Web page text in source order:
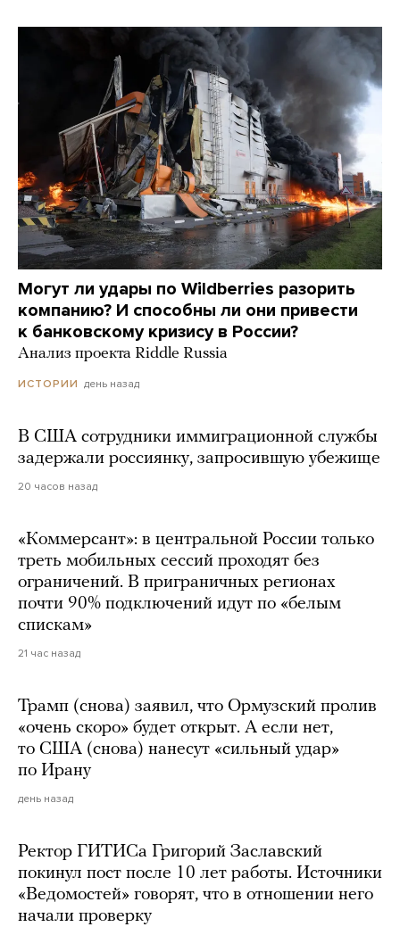
Могут ли удары по Wildberries разорить
компанию? И способны ли они привести
к банковскому кризису в России?
Анализ проекта Riddle Russia
ИСТОРИИ день назад
В США сотрудники иммиграционной службы
задержали россиянку, запросившую убежище
20 часов назад
«Коммерсант»: в центральной России только
треть мобильных сессий проходят без
ограничений. В приграничных регионах
почти 90% подключений идут по «белым
спискам»
21 час назад
Трамп (снова) заявил, что Ормузский пролив
«очень скоро» будет открыт. А если нет,
то США (снова) нанесут «сильный удар»
по Ирану
день назад
Ректор ГИТИСа Григорий Заславский
покинул пост после 10 лет работы. Источники
«Ведомостей» говорят, что в отношении него
начали проверку